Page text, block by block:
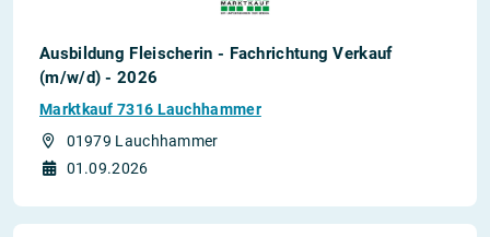
Ausbildung Fleischerin - Fachrichtung Verkauf
(m/w/d) - 2026
Marktkauf 7316 Lauchhammer
01979 Lauchhammer
01.09.2026